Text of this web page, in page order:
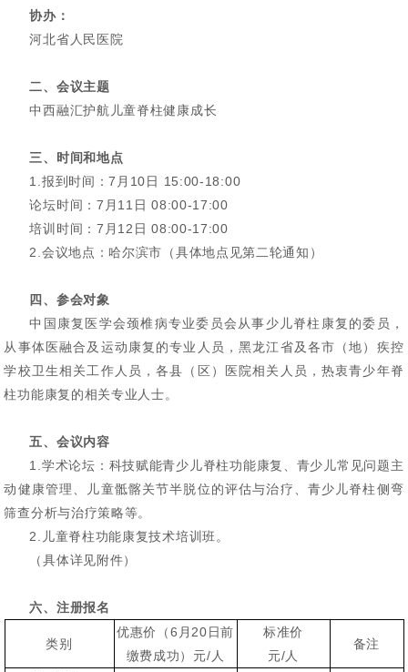
协办：
河北省人民医院
二、会议主题
中西融汇护航儿童脊柱健康成长
三、时间和地点
1.报到时间：7月10日 15:00-18:00
论坛时间：7月11日 08:00-17:00
培训时间：7月12日 08:00-17:00
2.会议地点：哈尔滨市（具体地点见第二轮通知）
四、参会对象
中国康复医学会颈椎病专业委员会从事少儿脊柱康复的委员，
从事体医融合及运动康复的专业人员，黑龙江省及各市（地）疾控
学校卫生相关工作人员，各县（区）医院相关人员，热衷青少年脊
柱功能康复的相关专业人士。
五、会议内容
1.学术论坛：科技赋能青少儿脊柱功能康复、青少儿常见问题主
动健康管理、儿童骶髂关节半脱位的评估与治疗、青少儿脊柱侧弯
筛查分析与治疗策略等。
2.儿童脊柱功能康复技术培训班。
（具体详见附件）
六、注册报名
类别
优惠价（6月20日前
缴费成功）元/人
标准价
元/人
备注